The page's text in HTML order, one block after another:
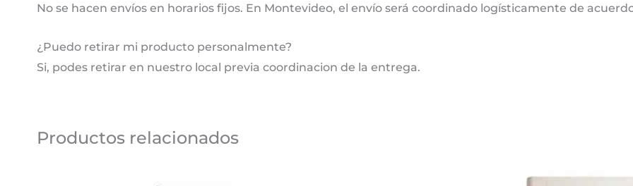
No se hacen envíos en horarios fijos. En Montevideo, el envío será coordinado logísticamente de
¿Puedo retirar mi producto personalmente?
Si, podes retirar en nuestro local previa coordinacion de la entrega.
Productos relacionados